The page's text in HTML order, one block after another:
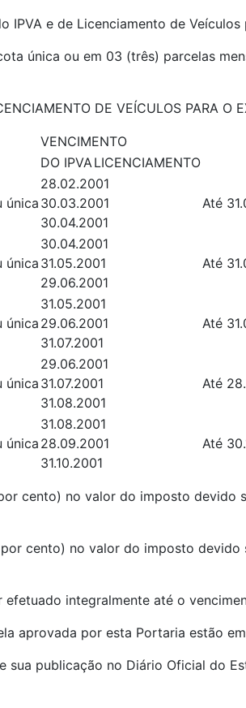
IPVA e de Licenciamento de
única ou em 03 (três) parcelas
DE VEÍCULOS PARA O
VENCIMENTO
DO IPVALICENCIAMENTO
única
28.02.2001
30.03.2001
30.04.2001
Até
única
30.04.2001
31.05.2001
29.06.2001
Até
única
31.05.2001
29.06.2001
31.07.2001
Até
única
29.06.2001
31.07.2001
31.08.2001
Até
única
31.08.2001
28.09.2001
31.10.2001
Até
cento) no valor do imposto
cento) no valor do imposto
integralmente até o
aprovada por esta Portaria estão em
sua publicação no Diário Oficial do